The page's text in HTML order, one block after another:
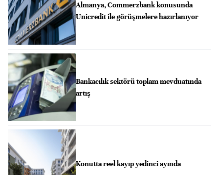
Almanya, Commerzbank konusunda
Unicredit ile görüşmelere hazırlanıyor
Bankacılık sektörü toplam mevduatında
artış
Konutta reel kayıp yedinci ayında